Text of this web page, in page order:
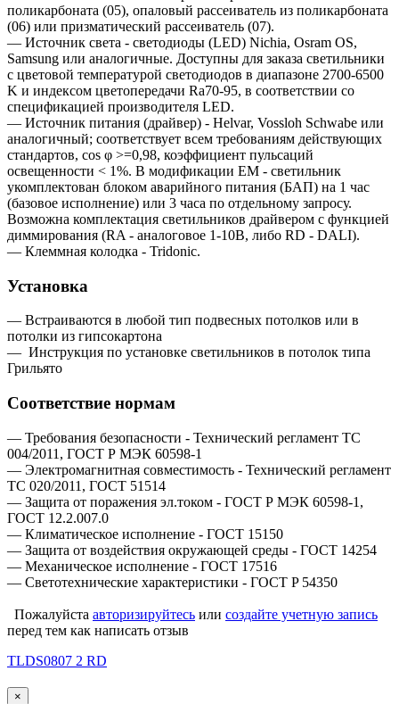
поликарбоната (05), опаловый рассеиватель из поликарбоната
(06) или призматический рассеиватель (07).
— Источник света - светодиоды (LED) Nichia, Osram OS,
Samsung или аналогичные. Доступны для заказа светильники
с цветовой температурой светодиодов в диапазоне 2700-6500
K и индексом цветопередачи Ra70-95, в соответствии со
спецификацией производителя LED.
— Источник питания (драйвер) - Helvar, Vossloh Schwabe или
аналогичный; соответствует всем требованиям действующих
стандартов, cos φ >=0,98, коэффициент пульсаций
освещенности < 1%. В модификации EM - светильник
укомплектован блоком аварийного питания (БАП) на 1 час
(базовое исполнение) или 3 часа по отдельному запросу.
Возможна комплектация светильников драйвером c функцией
диммирования (RA - аналоговое 1-10В, либо RD - DALI).
— Клеммная колодка - Tridonic.
Установка
— Встраиваются в любой тип подвесных потолков или в
потолки из гипсокартона
— Инструкция по установке светильников в потолок типа
Грильято
Соответствие нормам
— Требования безопасности - Технический регламент ТС
004/2011, ГОСТ Р МЭК 60598-1
— Электромагнитная совместимость - Технический регламент
ТС 020/2011, ГОСТ 51514
— Защита от поражения эл.током - ГОСТ Р МЭК 60598-1,
ГОСТ 12.2.007.0
— Климатическое исполнение - ГОСТ 15150
— Защита от воздействия окружающей среды - ГОСТ 14254
— Механическое исполнение - ГОСТ 17516
— Светотехнические характеристики - ГОСТ P 54350
Пожалуйста авторизируйтесь или создайте учетную запись
перед тем как написать отзыв
TLDS0807 2 RD
×